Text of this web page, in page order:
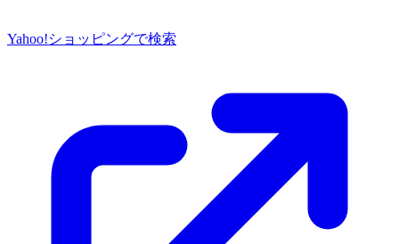
Yahoo!ショッピングで検索